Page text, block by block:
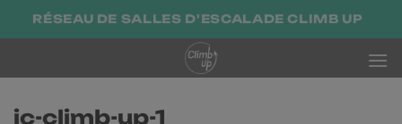
PasserRÉSEAU DE SALLES D'ESCALADE CLIMB UP
jc-climb-up-1